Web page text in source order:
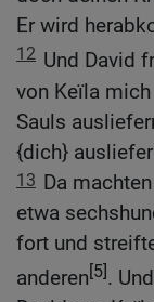
Er wird
12 Und David
von Keïla
Sauls
{dich}
13 Da
etwa
fort und
anderen[5].